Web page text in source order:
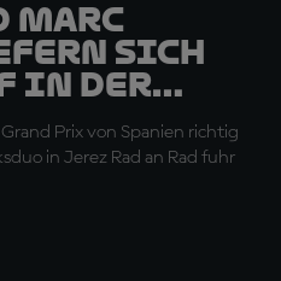
Marc
sich
in der
Prix von Spanien richtig
in Jerez Rad an Rad fuhr